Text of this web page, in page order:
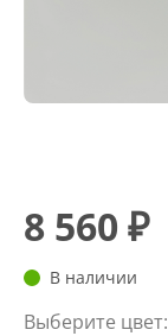
8 560 ₽
В наличии
Выберите цвет: